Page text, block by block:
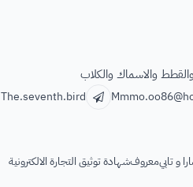
والاسماك والكلاب
The.seventh.bird
و تابيمعروفشهادة توثيق التجارة الالكترونية